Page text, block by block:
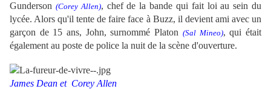
Gunderson (Corey Allen), chef de la bande qui fait loi au sein du
lycée. Alors qu'il tente de faire face à Buzz, il devient ami avec un
garçon de 15 ans, John, surnommé Platon (Sal Mineo), qui était
également au poste de police la nuit de la scène d'ouverture.
James Dean et Corey Allen